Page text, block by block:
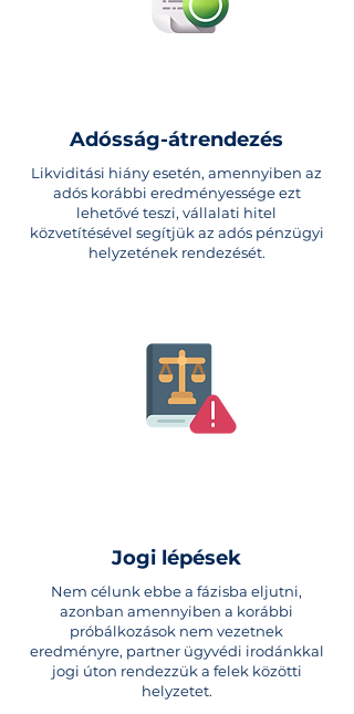
Adósság-átrendezés
Likviditási hiány esetén, amennyiben az
adós korábbi eredményessége ezt
lehetővé teszi, vállalati hitel
közvetítésével segítjük az adós pénzügyi
helyzetének rendezését.
Jogi lépések
Nem célunk ebbe a fázisba eljutni,
azonban amennyiben a korábbi
próbálkozások nem vezetnek
eredményre, partner ügyvédi irodánkkal
jogi úton rendezzük a felek közötti
helyzetet.